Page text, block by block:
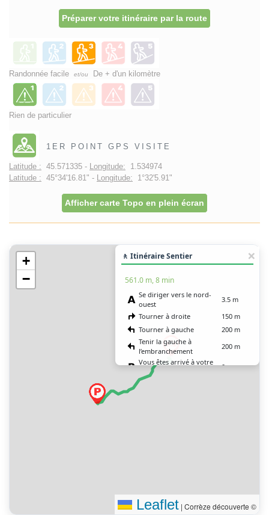
Préparer votre itinéraire par la route
Randonnée facile et/ou De + d'un kilomètre
Rien de particulier
1ER POINT GPS VISITE
Latitude : 45.571335 - Longitude: 1.534974
Latitude : 45°34'16.81" - Longitude: 1°32'5.91"
Afficher carte Topo en plein écran
+
−
🚶 Itinéraire Sentier
561.0 m, 8 min
Se diriger vers le nord-
ouest
3.5 m
Tourner à droite
150 m
Tourner à gauche
200 m
Tenir la gauche à
l’embranchement
200 m
Vous êtes arrivé à votre
destination, sur la droite
0 m
Leaflet | Corrèze découverte ©